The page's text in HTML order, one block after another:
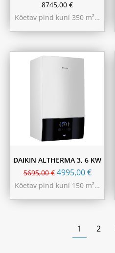
8745,00 €
Köetav pind kuni 350 m²…
DAIKIN ALTHERMA 3, 6 KW
5695,00€ 4995,00€
Köetav pind kuni 150 m²…
1 2